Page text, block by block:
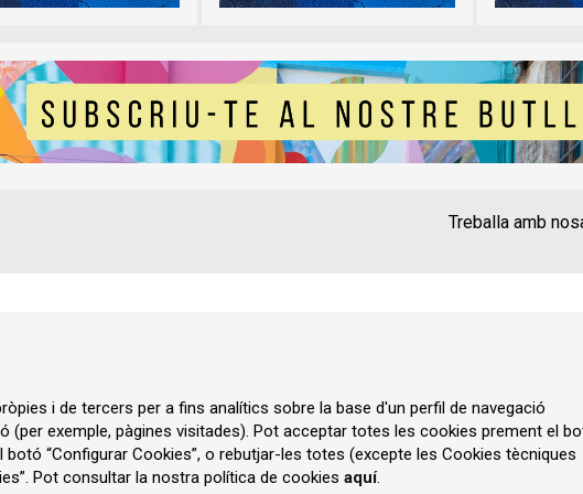
Treballa amb
i de tercers per a fins analítics sobre la base d'un perfil de navegació
(per exemple, pàgines visitades). Pot acceptar totes les cookies prement el
“Configurar Cookies”, o rebutjar-les totes (excepte les Cookies tècniques
Pot consultar la nostra política de cookies aquí.